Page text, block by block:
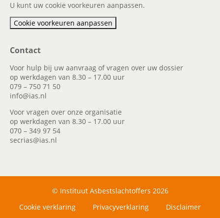
U kunt uw cookie voorkeuren aanpassen.
Cookie voorkeuren aanpassen
Contact
Voor hulp bij uw aanvraag of vragen over uw dossier
op werkdagen van 8.30 – 17.00 uur
079 – 750 71 50
info@ias.nl
Voor vragen over onze organisatie
op werkdagen van 8.30 – 17.00 uur
070 – 349 97 54
secrias@ias.nl
© Instituut Asbestslachtoffers 2026
Cookie verklaring
Privacyverklaring Disclaimer